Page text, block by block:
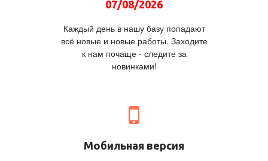
07/08/2026
Каждый день в нашу базу попадают
всё новые и новые работы. Заходите
к нам почаще - следите за
новинками!
Мобильная версия